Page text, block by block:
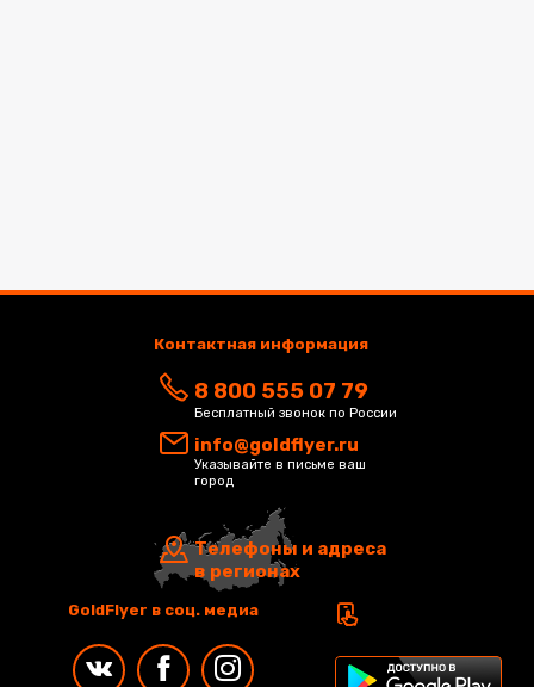
Контактная информация
8 800 555 07 79
Бесплатный звонок по России
info@goldflyer.ru
Указывайте в письме ваш
город
Телефоны и адреса
в регионах
GoldFlyer в соц. медиа